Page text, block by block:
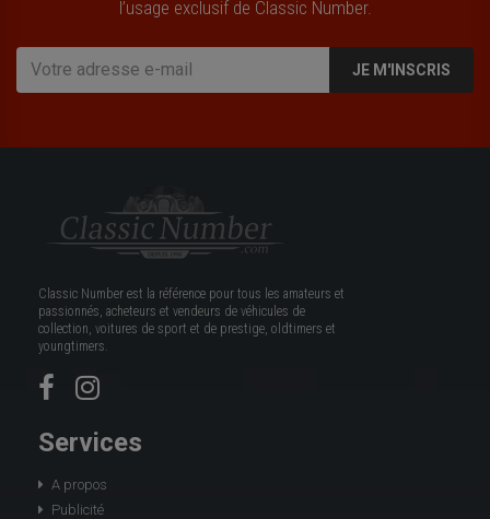
l’usage exclusif de Classic Number.
JE M'INSCRIS
Classic Number est la référence pour tous les amateurs et
passionnés, acheteurs et vendeurs de véhicules de
collection, voitures de sport et de prestige, oldtimers et
youngtimers.
Services
A propos
Publicité